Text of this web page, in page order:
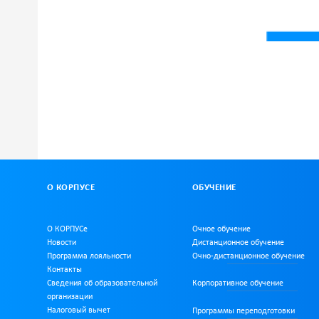
О КОРПУСЕ
О КОРПУСе
Новости
Программа лояльности
Контакты
Сведения об образовательной
организации
Налоговый вычет
ОБУЧЕНИЕ
Очное обучение
Дистанционное обучение
Очно-дистанционноеобучение
Корпоративное обучение
Программы переподготовки